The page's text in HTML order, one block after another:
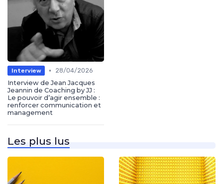
Interview •
28/04/2026
Interview de Jean Jacques
Jeannin de Coaching by JJ :
Le pouvoir d’agir ensemble :
renforcer communication et
management
Les plus lus